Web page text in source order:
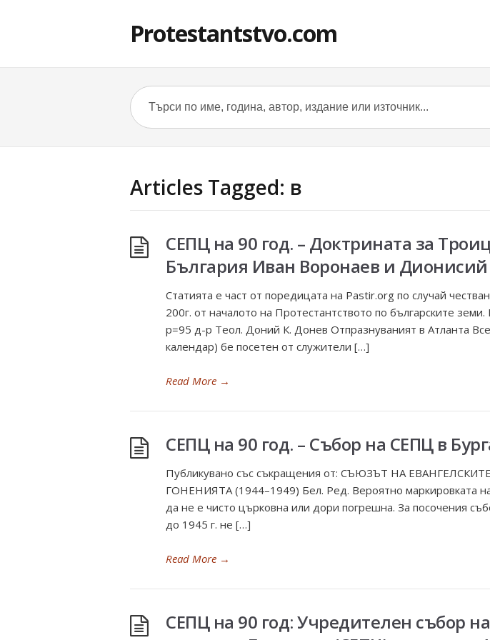
Protestantstvo.com
Articles Tagged: в
СЕПЦ на 90 год. – Доктрината за
България Иван Воронаев и
Статията е част от поредицата на Pastir.org по случай
200г. от началото на Протестантството по българските
p=95 д-р Теол. Доний К. Донев Отпразнуваният в Атланта
календар) бе посетен от служители […]
Read More →
СЕПЦ на 90 год. – Събор на СЕПЦ в
Публикувано със съкращения от: СЪЮЗЪТ НА
ГОНЕНИЯТА (1944–1949) Бел. Ред. Вероятно маркировката
да не е чисто църковна или дори погрешна. За посочения
до 1945 г. не […]
Read More →
СЕПЦ на 90 год: Учредителен събор